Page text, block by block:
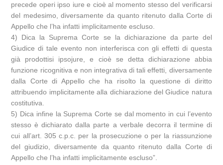
precede operi ipso iure e cioè al momento stesso del verificarsi
del medesimo, diversamente da quanto ritenuto dalla Corte di
Appello che l’ha infatti implicitamente escluso.
4) Dica la Suprema Corte se la dichiarazione da parte del
Giudice di tale evento non interferisca con gli effetti di questa
già prodottisi ipsojure, e cioè se detta dichiarazione abbia
funzione ricognitiva e non integrativa di tali effetti, diversamente
dalla Corte di Appello che ha risolto la questione di diritto
attribuendo implicitamente alla dichiarazione del Giudice natura
costitutiva.
5) Dica infine la Suprema Corte se dal momento in cui l’evento
stesso è dichiarato dalla parte a verbale decorra il termine di
cui all’art. 305 c.p.c. per la prosecuzione o per la riassunzione
del giudizio, diversamente da quanto ritenuto dalla Corte di
Appello che l’ha infatti implicitamente escluso”.